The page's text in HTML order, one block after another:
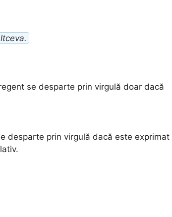
se desparte prin virgulă doar dacă
desparte prin virgulă dacă este exprimat